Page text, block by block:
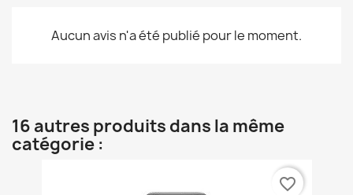
Aucun avis n'a été publié pour le moment.
16 autres produits dans la même
catégorie :
favorite_border